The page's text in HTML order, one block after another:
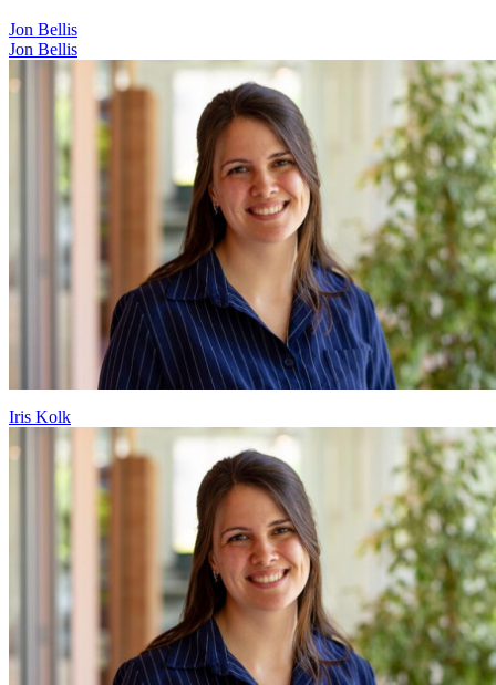
Jon Bellis
Jon Bellis
Iris Kolk